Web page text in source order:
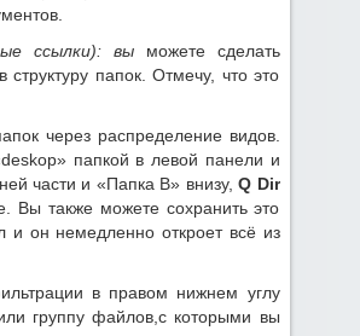
ссылки): вы можете сделать
папок. Отмечу, что это
через распределение видов.
папкой в левой панели и
части и «Папка B» внизу,Q Dir
Вы также можете сохранить это
и он немедленно откроет всё из
в правом нижнем углу
группу файлов,с которыми вы